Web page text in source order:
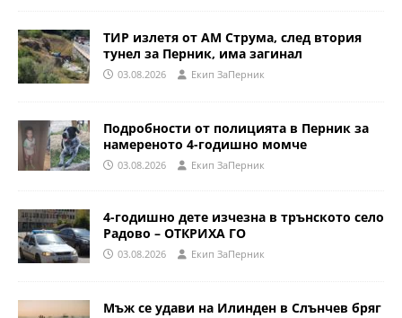
ТИР излетя от АМ Струма, след втория
тунел за Перник, има загинал
03.08.2026 Eкип ЗаПерник
Подробности от полицията в Перник за
намереното 4-годишно момче
03.08.2026 Eкип ЗаПерник
4-годишно дете изчезна в трънското село
Радово – ОТКРИХА ГО
03.08.2026 Eкип ЗаПерник
Мъж се удави на Илинден в Слънчев бряг